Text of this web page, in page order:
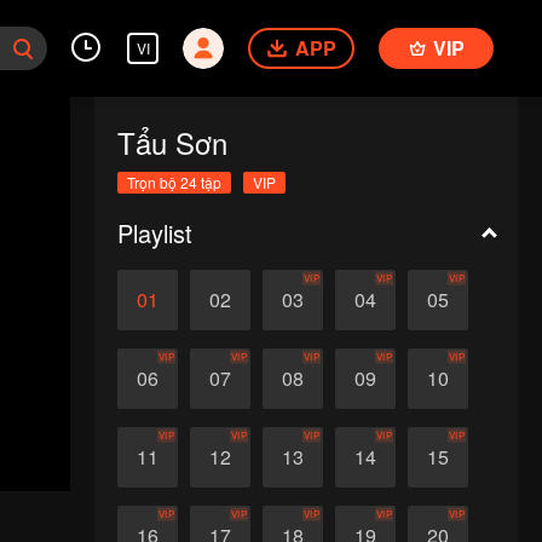
VI APP VIP
Tẩu Sơn
Trọn bộ 24 tập VIP
Playlist
01 02 03
VIP
04
VIP
05
VIP
06
VIP
07
VIP
08
VIP
09
VIP
10
VIP
11
VIP
12
VIP
13
VIP
14
VIP
15
VIP
16
VIP
17
VIP
18
VIP
19
VIP
20
VIP